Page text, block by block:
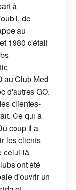
à
de
au
1980 c'était
au Club Med
d'autres GO.
clientes-
Ce qui a
coup il a
les clients
celui-là.
ont été
d'ouvrir un